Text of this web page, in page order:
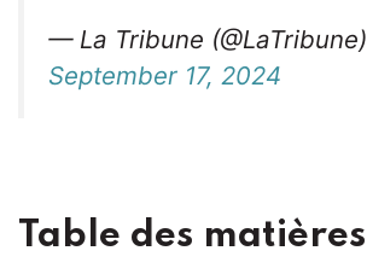
— La Tribune (@LaTribune)
September 17, 2024
Table des matières